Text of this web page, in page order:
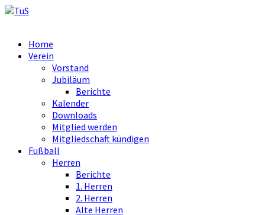
Home
Verein
Vorstand
Jubiläum
Berichte
Kalender
Downloads
Mitglied werden
Mitgliedschaft kündigen
Fußball
Herren
Berichte
1. Herren
2. Herren
Alte Herren